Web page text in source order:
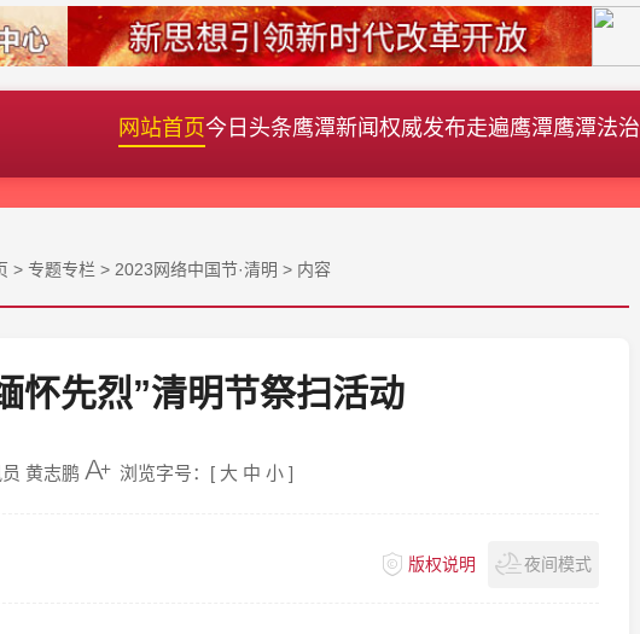
网站首页今日头条鹰潭新闻 权威发布走遍鹰潭鹰潭法治
> 专题专栏 > 2023网络中国节·清明 > 内容
怀先烈”清明节祭扫活动
黄志鹏 浏览字号：[ 大 中 小 ]
版权说明 夜间模式